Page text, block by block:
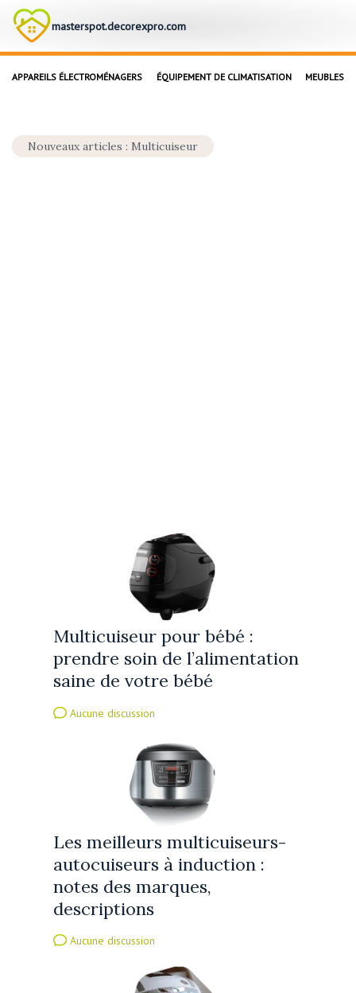
masterspot.decorexpro.com
APPAREILS ÉLECTROMÉNAGERS ÉQUIPEMENT DE CLIMATISATION MEUBLES
Nouveaux articles : Multicuiseur
Multicuiseur pour bébé :
prendre soin de l’alimentation
saine de votre bébé
Aucune discussion
Les meilleurs multicuiseurs-
autocuiseurs à induction :
notes des marques,
descriptions
Aucune discussion